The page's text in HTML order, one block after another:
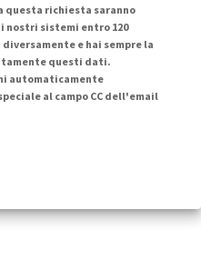
questa richiesta saranno
nostri sistemi entro 120
e hai sempre la
questi dati.
automaticamente
al campo CC dell'email